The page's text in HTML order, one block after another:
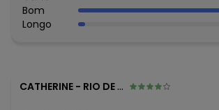
Bom
Longo
CATHERINE - RIO DE JANEIRO - RJ